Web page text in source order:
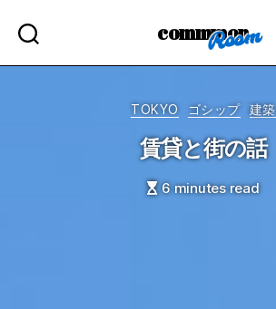
commmon
Categories
TOKYO ゴシップ 建築
賃貸と街の話
6 minutes read